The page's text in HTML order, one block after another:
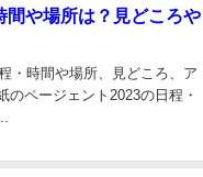
間や場所は？見どころや
・時間や場所、見どころ、ア
ページェント2023の日程・